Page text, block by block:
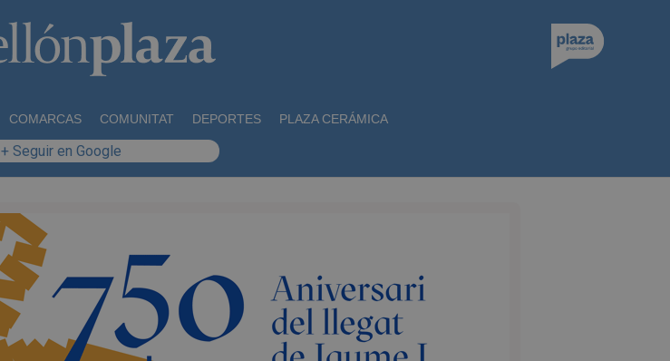
COMARCAS COMUNITAT DEPORTES PLAZA CERÁMICA
+ Seguir en Google